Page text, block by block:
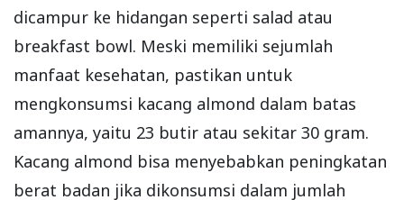
dicampur ke hidangan seperti salad atau
breakfast bowl. Meski memiliki sejumlah
manfaat kesehatan, pastikan untuk
mengkonsumsi kacang almond dalam batas
amannya, yaitu 23 butir atau sekitar 30 gram.
Kacang almond bisa menyebabkan peningkatan
berat badan jika dikonsumsi dalam jumlah